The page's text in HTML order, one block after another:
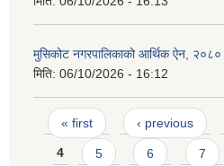
मुसिकोट नगरपालिकाको आर्थिक ऐन, २०८०
मिति: 06/10/2026 - 16:12
Pages
« first ‹ previous
4 5 6 7